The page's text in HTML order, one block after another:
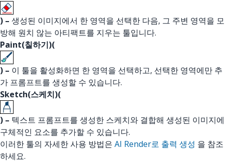
) – 생성된 이미지에서 한 영역을 선택한 다음, 그 주변 영역을 모
방해 원치 않는 아티팩트를 지우는 툴입니다.
Paint(칠하기)(
) – 이 툴을 활성화하면 한 영역을 선택하고, 선택한 영역에만 추
가 프롬프트를 생성할 수 있습니다.
Sketch(스케치)(
) – 텍스트 프롬프트를 생성한 스케치와 결합해 생성된 이미지에
구체적인 요소를 추가할 수 있습니다.
이러한 툴의 자세한 사용 방법은 AI Render로 출력 생성 을 참조
하세요.